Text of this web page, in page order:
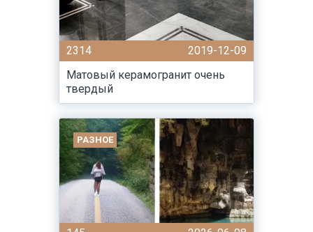
2314
2019-12-09
Матовый керамогранит очень
твердый
РАЗНОЕ